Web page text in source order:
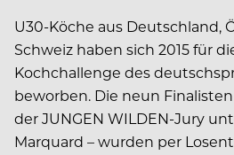
U30-Köche aus Deutschland,
Schweiz haben sich 2015 für
Kochchallenge des
beworben. Die neun
der JUNGEN WILDEN-Jury
Marquard – wurden per